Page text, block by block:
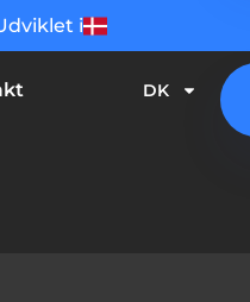
i
DK